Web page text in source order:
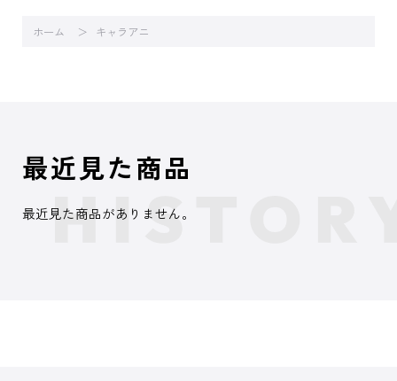
ホーム キャラアニ
最近見た商品
最近見た商品がありません。